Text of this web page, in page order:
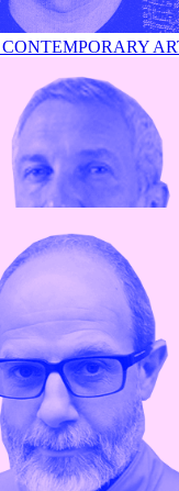
CONTEMPORARY
/ EIGHTIES: THE